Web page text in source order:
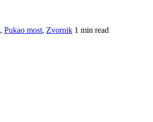
, Pukao most, Zvornik 1 min read